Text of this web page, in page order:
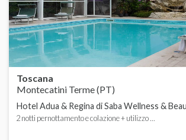
Toscana
Montecatini Terme (PT)
Hotel Adua & Regina di Saba Wellness &
2 notti pernottamento e colazione + utilizzo ...